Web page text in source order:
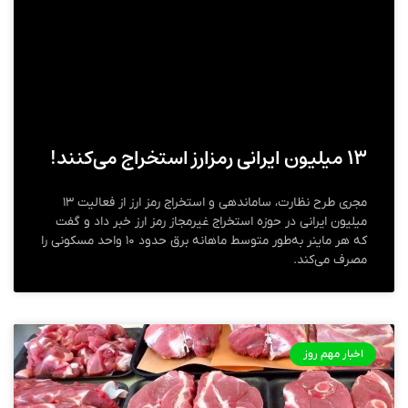
۱۳ میلیون ایرانی رمزارز استخراج می‌کنند!
مجری طرح نظارت، ساماندهی و استخراج رمز ارز از فعالیت ۱۳
میلیون ایرانی در حوزه استخراج غیرمجاز رمز ارز خبر داد و گفت
که هر ماینر به‌طور متوسط ماهانه برق حدود ۱۰ واحد مسکونی را
مصرف می‌کند.
اخبار مهم روز